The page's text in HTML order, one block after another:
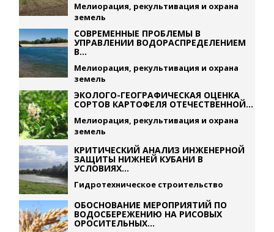
Мелиорация, рекультивация и охрана
земель
СОВРЕМЕННЫЕ ПРОБЛЕМЫ В
УПРАВЛЕНИИ ВОДОРАСПРЕДЕЛЕНИЕМ
В...
Мелиорация, рекультивация и охрана
земель
ЭКОЛОГО-ГЕОГРАФИЧЕСКАЯ ОЦЕНКА
СОРТОВ КАРТОФЕЛЯ ОТЕЧЕСТВЕННОЙ...
Мелиорация, рекультивация и охрана
земель
КРИТИЧЕСКИЙ АНАЛИЗ ИНЖЕНЕРНОЙ
ЗАЩИТЫ НИЖНЕЙ КУБАНИ В
УСЛОВИЯХ...
Гидротехническое строительство
ОБОСНОВАНИЕ МЕРОПРИЯТИЙ ПО
ВОДОСБЕРЕЖЕНИЮ НА РИСОВЫХ
ОРОСИТЕЛЬНЫХ...